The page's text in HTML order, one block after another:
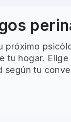
próximo
tu hogar.
según tu